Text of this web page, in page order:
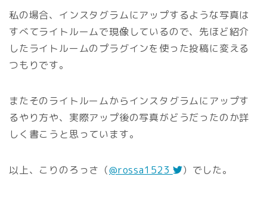
私の場合、インスタグラムにアップするような写真は
すべてライトルームで現像しているので、先ほど紹介
したライトルームのプラグインを使った投稿に変える
つもりです。
またそのライトルームからインスタグラムにアップす
るやり方や、実際アップ後の写真がどうだったのか詳
しく書こうと思っています。
以上、こりのろっさ（@rossa1523 ）でした。